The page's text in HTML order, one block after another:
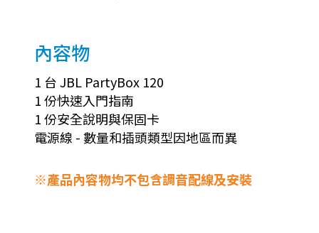
內容物
1 台 JBL PartyBox 120
1 份快速入門指南
1 份安全說明與保固卡
電源線 - 數量和插頭類型因地區而異
※產品內容物均不包含調音配線及安裝